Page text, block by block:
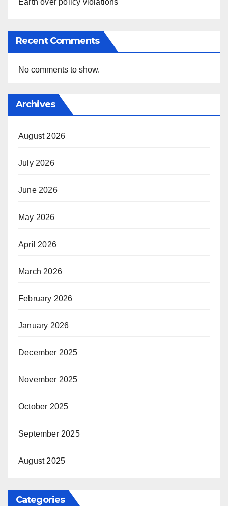
Earth over policy violations
Recent Comments
No comments to show.
Archives
August 2026
July 2026
June 2026
May 2026
April 2026
March 2026
February 2026
January 2026
December 2025
November 2025
October 2025
September 2025
August 2025
Categories